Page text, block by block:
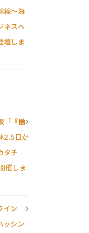
線〜海
ネスへ
壇しま
「『働
2.5日か
タチ
催しま
イン
ッシン